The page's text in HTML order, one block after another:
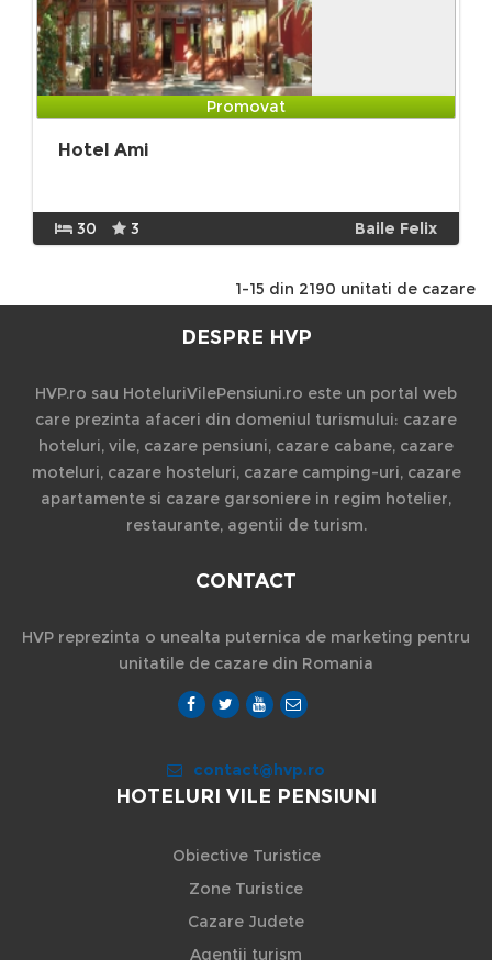
Promovat
Hotel Ami
30 3 Baile Felix
1-15 din 2190 unitati de cazare
DESPRE HVP
HVP.ro sau HoteluriVilePensiuni.ro este un portal web
care prezinta afaceri din domeniul turismului: cazare
hoteluri, vile, cazare pensiuni, cazare cabane, cazare
moteluri, cazare hosteluri, cazare camping-uri, cazare
apartamente si cazare garsoniere in regim hotelier,
restaurante, agentii de turism.
CONTACT
HVP reprezinta o unealta puternica de marketing pentru
unitatile de cazare din Romania
contact@hvp.ro
HOTELURI VILE PENSIUNI
Obiective Turistice
Zone Turistice
Cazare Judete
Agentii turism